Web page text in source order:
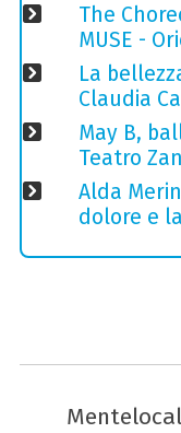
The
MUSE -
La
Claudia
May B,
Teatro
Alda
dolore e